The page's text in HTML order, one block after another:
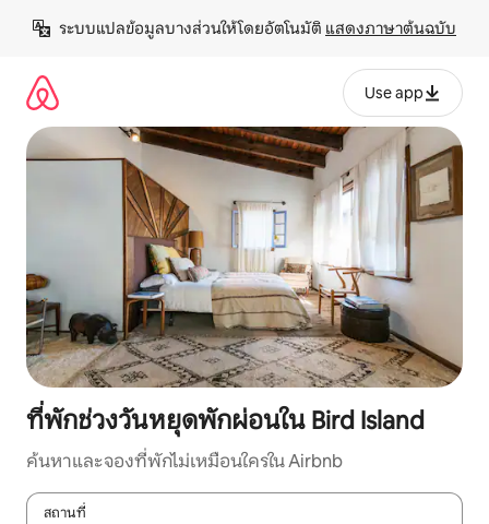
เนื้อหา
ระบบแปลข้อมูลบางส่วนให้โดยอัตโนมัติ แสดงภาษาต้นฉบับ
Use app
ที่พักช่วงวันหยุดพักผ่อนใน Bird Island
ค้นหาและจองที่พักไม่เหมือนใครใน Airbnb
สถานที่